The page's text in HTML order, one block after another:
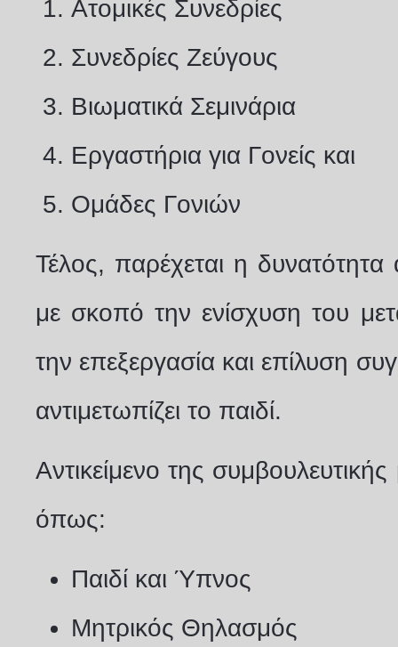
Ατομικές Συνεδρίες
Συνεδρίες Ζεύγους
Βιωματικά Σεμινάρια
Εργαστήρια για Γονείς και
Ομάδες Γονιών
Τέλος, παρέχεται η
με σκοπό την ενίσχυση του
την επεξεργασία και επίλυση
αντιμετωπίζει το παιδί.
Αντικείμενο της
όπως:
Παιδί και Ύπνος
Μητρικός Θηλασμός